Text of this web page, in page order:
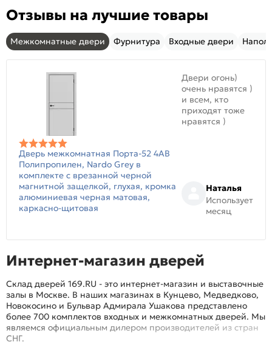
Отзывы на лучшие товары
Межкомнатные двери Фурнитура Входные двери
Дверь межкомнатная Порта-52 4AB
Полипропилен, Nardo Grey в
комплекте с врезанной черной
магнитной защелкой, глухая, кромка
алюминиевая черная матовая,
каркасно-щитовая
Двери огонь)
очень нравятся )
и всем, кто
приходят тоже
нравятся )
Наталья
Использует
месяц
Интернет-магазин дверей
Склад дверей 169.RU - это интернет-магазин и выставочные
залы в Москве. В наших магазинах в Кунцево, Медведково,
Новокосино и Бульвар Адмирала Ушакова представлено
более 700 комплектов входных и межкомнатных дверей. Мы
являемся официальным дилером производителей из стран
СНГ.